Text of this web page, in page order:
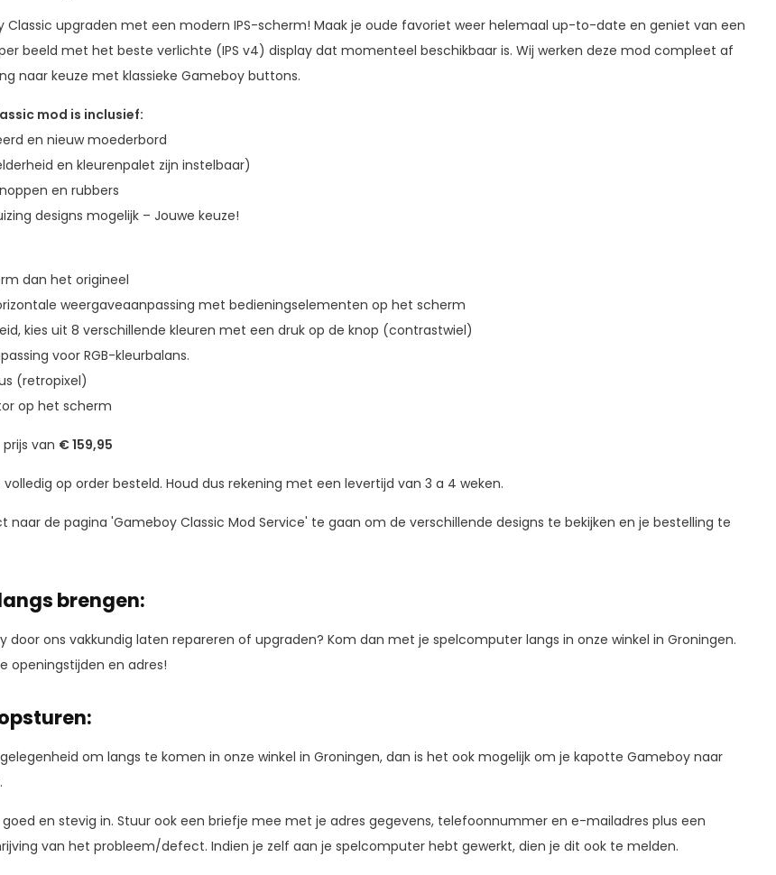
Classic upgraden met een modern IPS-scherm! Maak je oude favoriet weer helemaal up-to-date en geniet van een
beeld met het beste verlichte (IPS v4) display dat momenteel beschikbaar is. Wij werken deze mod compleet af
naar keuze met klassieke Gameboy buttons.
mod is inclusief:
en nieuw moederbord
en kleurenpalet zijn instelbaar)
en rubbers
designs mogelijk – Jouwe keuze!
dan het origineel
weergaveaanpassing met bedieningselementen op het scherm
kies uit 8 verschillende kleuren met een druk op de knop (contrastwiel)
voor RGB-kleurbalans.
(retropixel)
op het scherm
van € 159,95
op order besteld. Houd dus rekening met een levertijd van 3 a 4 weken.
naar de pagina 'Gameboy Classic Mod Service' te gaan om de verschillende designs te bekijken en je bestelling te
brengen:
door ons vakkundig laten repareren of upgraden? Kom dan met je spelcomputer langs in onze winkel in Groningen.
openingstijden en adres!
om langs te komen in onze winkel in Groningen, dan is het ook mogelijk om je kapotte Gameboy naar
goed en stevig in. Stuur ook een briefje mee met je adres gegevens, telefoonnummer en e-mailadres plus een
van het probleem/defect. Indien je zelf aan je spelcomputer hebt gewerkt, dien je dit ook te melden.